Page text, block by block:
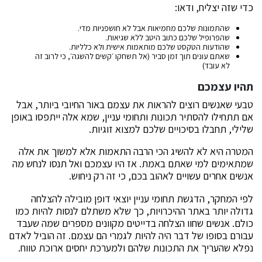
כדי שזה יצליח, ודאו:
שהתמונות שלכם מחמיאות אבל לא חושפניות מדי.
שהפרופיל שלכם כתוב היטב ללא שגיאות.
שהודעות הטקסט שלכם מותאמות אישית ולא כלליות.
שאתם עונים תוך זמן סביר (אל תשחקו ׳קשים להשגה׳, כי לרוב זה
לא עובד)
תהיו עצמכם
טבעי שאנשים רוצים להראות את עצמם באור החיובי ביותר, אבל
אם תתחילו להסתיר תכונות ותחומי עניין, שמא אלה ייתפסו באופן
שלילי, תחבלו בסיכויים שלכם למצוא זוגיות.
המטרה היא לא להשיג הכי הרבה התאמות אלא למשוך את אלה
שמתאימים למי שאתם באמת. אז היו עצמכם ואל תנסו לנחש מה
אנשים אחרים עשויים לאהוב בכם, כי זה רק ניחוש.
לפי המחקר, הדגשת תחומי עניין יוצאי דופן מובילה להצלחה
גדולה יותר באתר ההיכרויות, כך שלא משתלם לנסות להיות כמו
כולם. אנשים שחוו הצלחה בדייטים מקוונים מספרים שמה שעבד
עבורם בסופו של דבר היה להיות לגמרי הם עצמם. זה הוביל לאדם
נפלא שהעריך את התכונות שלהם ולמערכת יחסים ארוכת טווח.